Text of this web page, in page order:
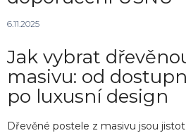
6.11.2025
Jak vybrat
masivu: od
po luxusní design
Dřevěné postele z masivu jsou